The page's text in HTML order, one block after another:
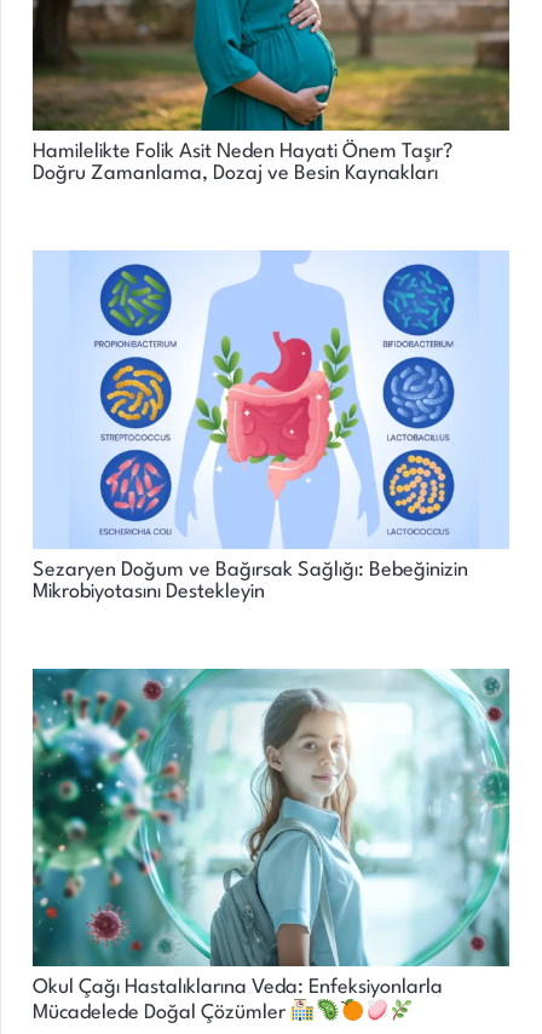
Hamilelikte Folik Asit Neden Hayati Önem Taşır?
Doğru Zamanlama, Dozaj ve Besin Kaynakları
Sezaryen Doğum ve Bağırsak Sağlığı: Bebeğinizin
Mikrobiyotasını Destekleyin
Okul Çağı Hastalıklarına Veda: Enfeksiyonlarla
Mücadelede Doğal Çözümler